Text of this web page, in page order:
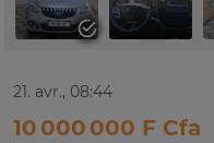
21. avr., 08:44
10 000 000 F Cfa